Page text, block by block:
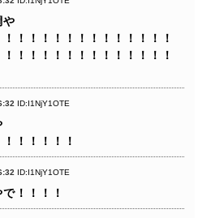
や
！！！！！！！！！！！！！
！！！！！！！！！！！！！
ID:I1NjY1OTE
！！！！！
ID:I1NjY1OTE
！！！！